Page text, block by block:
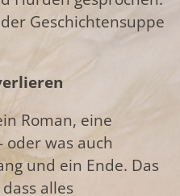
Geschichtensuppe
Roman, eine
oder was auch
und ein Ende. Das
alles